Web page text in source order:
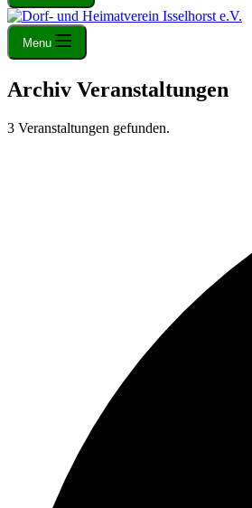
Menu
Archiv Veranstaltungen
3 Veranstaltungen gefunden.